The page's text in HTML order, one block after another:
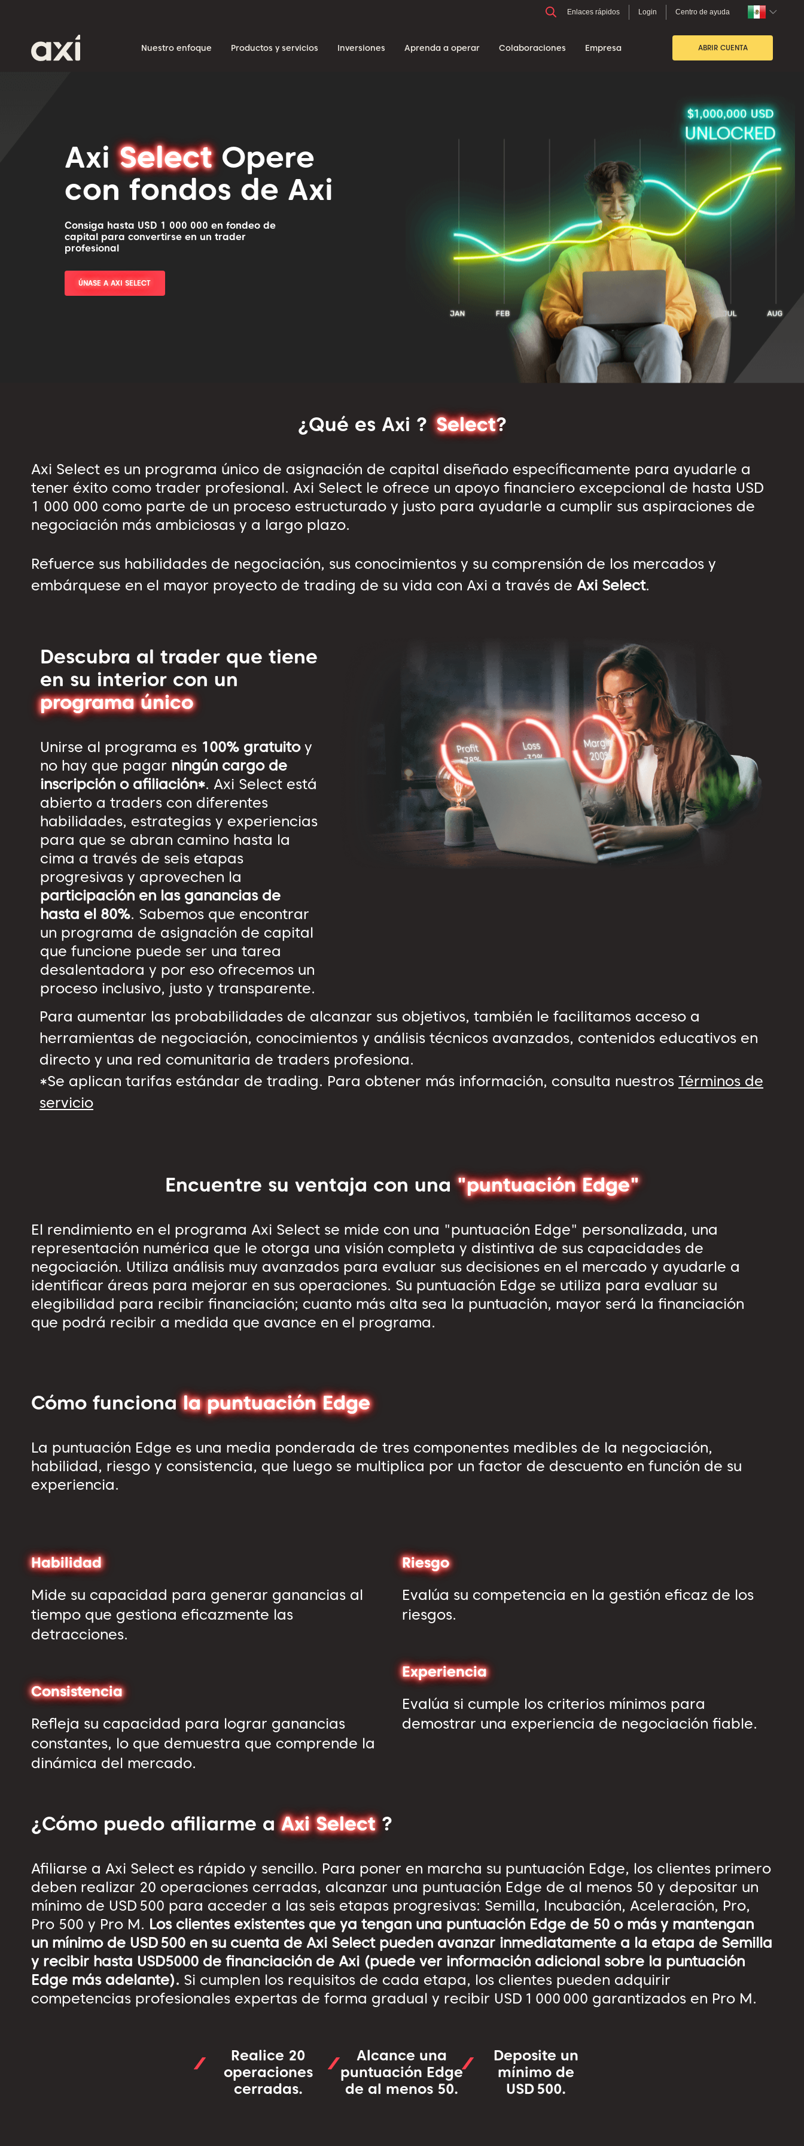
Enlaces rápidos Login Centro de ayuda
Nuestro enfoque Productos y servicios Inversiones Aprenda a operar Colaboraciones Empresa ABRIR CUENTA
AxiSelectOpere
con fondos de Axi
Consiga hasta USD 1 000 000 en fondeo de
capital para convertirse en un trader
profesional
ÚNASE A AXI SELECT
¿Qué es Axi ?Select?
Axi Select es un programa único de asignación de capital diseñado específicamente para ayudarle a
tener éxito como trader profesional. Axi Select le ofrece un apoyo financiero excepcional de hasta USD
1 000 000 como parte de un proceso estructurado y justo para ayudarle a cumplir sus aspiraciones de
negociación más ambiciosas y a largo plazo.
Refuerce sus habilidades de negociación, sus conocimientos y su comprensión de los mercados y
embárquese en el mayor proyecto de trading de su vida con Axi a través de Axi Select.
Descubra al trader que tiene
en su interior con un
programa único
Unirse al programa es 100% gratuitoy
no hay que pagar ningún cargo de
inscripción o afiliación*. Axi Select está
abierto a traders con diferentes
habilidades, estrategias y experiencias
para que se abran camino hasta la
cima a través de seis etapas
progresivas y aprovechen la
participación en las ganancias de
hasta el 80%. Sabemos que encontrar
un programa de asignación de capital
que funcione puede ser una tarea
desalentadora y por eso ofrecemos un
proceso inclusivo, justo y transparente.
Para aumentar las probabilidades de alcanzar sus objetivos, también le facilitamos acceso a
herramientas de negociación, conocimientos y análisis técnicos avanzados, contenidos educativos en
directo y una red comunitaria de traders profesiona.
*Se aplican tarifas estándar de trading. Para obtener más información, consulta nuestros Términos de
servicio
Encuentre su ventaja con una"puntuación Edge"
El rendimiento en el programa Axi Select se mide con una "puntuación Edge" personalizada, una
representación numérica que le otorga una visión completa y distintiva de sus capacidades de
negociación. Utiliza análisis muy avanzados para evaluar sus decisiones en el mercado y ayudarle a
identificar áreas para mejorar en sus operaciones. Su puntuación Edge se utiliza para evaluar su
elegibilidad para recibir financiación; cuanto más alta sea la puntuación, mayor será la financiación
que podrá recibir a medida que avance en el programa.
Cómo funcionala puntuación Edge
La puntuación Edge es una media ponderada de tres componentes medibles de la negociación,
habilidad, riesgo y consistencia, que luego se multiplica por un factor de descuento en función de su
experiencia.
Habilidad
Mide su capacidad para generar ganancias al
tiempo que gestiona eficazmente las
detracciones.
Consistencia
Refleja su capacidad para lograr ganancias
constantes, lo que demuestra que comprende la
dinámica del mercado.
Riesgo
Evalúa su competencia en la gestión eficaz de los
riesgos.
Experiencia
Evalúa si cumple los criterios mínimos para
demostrar una experiencia de negociación fiable.
¿Cómo puedo afiliarme aAxi Select?
Afiliarse a Axi Select es rápido y sencillo. Para poner en marcha su puntuación Edge, los clientes primero
deben realizar 20 operaciones cerradas, alcanzar una puntuación Edge de al menos 50 y depositar un
mínimo de USD 500 para acceder a las seis etapas progresivas: Semilla, Incubación, Aceleración, Pro,
Pro 500 y Pro M. Los clientes existentes que ya tengan una puntuación Edge de 50 o más y mantengan
un mínimo de USD 500 en su cuenta de Axi Select pueden avanzar inmediatamente a la etapa de Semilla
y recibir hasta USD5000 de financiación de Axi (puede ver información adicional sobre la puntuación
Edge más adelante). Si cumplen los requisitos de cada etapa, los clientes pueden adquirir
competencias profesionales expertas de forma gradual y recibir USD 1 000 000 garantizados en Pro M.
Realice 20
operaciones
cerradas.
Alcance una
puntuación Edge
de al menos 50.
Deposite un
mínimo de
USD 500.